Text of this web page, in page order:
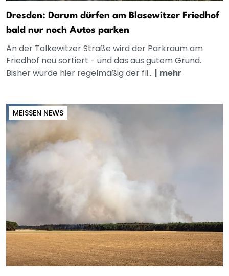
Dresden: Darum dürfen am Blasewitzer Friedhof
bald nur noch Autos parken
An der Tolkewitzer Straße wird der Parkraum am
Friedhof neu sortiert - und das aus gutem Grund.
Bisher wurde hier regelmäßig der fli... | mehr
MEISSEN NEWS